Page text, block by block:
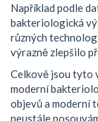
Například podle
bakteriologická
různých
výrazně zlepšilo
Celkově jsou tyto
moderní
objevů a moderní
neustále